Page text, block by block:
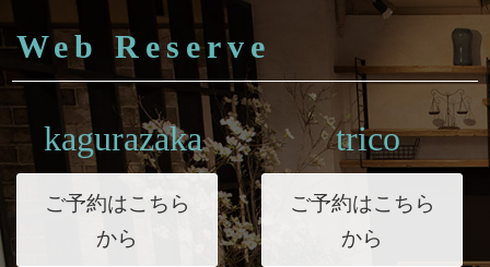
Web Reserve
kagurazaka
ご予約はこちら
から
trico
ご予約はこちら
から